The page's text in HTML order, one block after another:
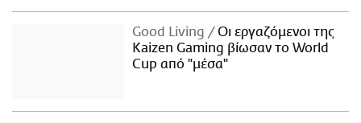
Good Living
Οι εργαζόμενοι της
Kaizen Gaming βίωσαν το World
Cup από "μέσα"